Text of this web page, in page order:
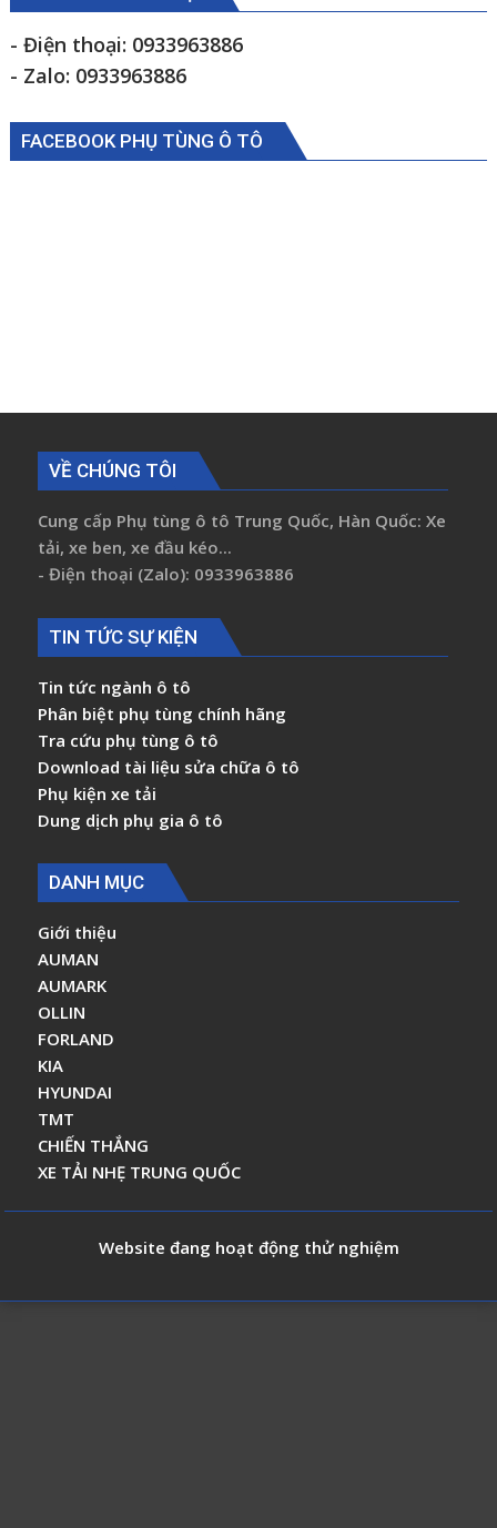
Ollin500B
1105934000009
- Điện thoại: 0933963886
- Zalo: 0933963886
FACEBOOK PHỤ TÙNG Ô TÔ
VỀ CHÚNG TÔI
Cung cấp Phụ tùng ô tô Trung Quốc, Hàn Quốc: Xe
tải, xe ben, xe đầu kéo...
- Điện thoại (Zalo): 0933963886
TIN TỨC SỰ KIỆN
Tin tức ngành ô tô
Phân biệt phụ tùng chính hãng
Tra cứu phụ tùng ô tô
Download tài liệu sửa chữa ô tô
Phụ kiện xe tải
Dung dịch phụ gia ô tô
DANH MỤC
Giới thiệu
AUMAN
AUMARK
OLLIN
FORLAND
KIA
HYUNDAI
TMT
CHIẾN THẮNG
XE TẢI NHẸ TRUNG QUỐC
Website đang hoạt động thử nghiệm